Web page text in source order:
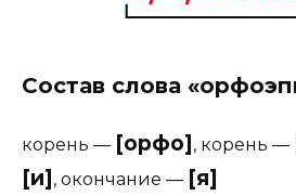
Состав слова
корень — [орфо], корень —
[и], окончание — [я]